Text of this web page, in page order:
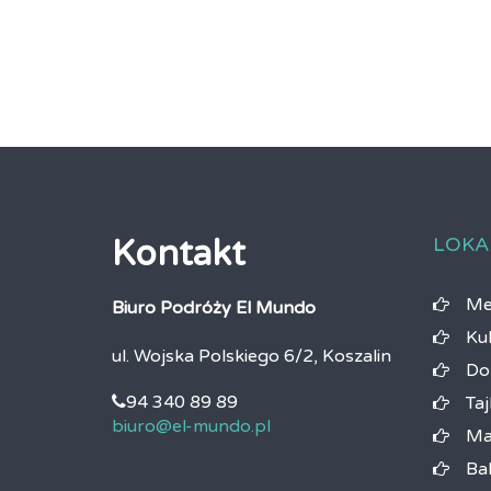
Kontakt
Biuro Podróży El Mundo
ul. Wojska Polskiego 6/2, Koszalin
94 340 89 89
biuro@el-mundo.pl